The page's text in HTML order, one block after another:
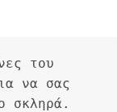
του
να σας
σκληρά.